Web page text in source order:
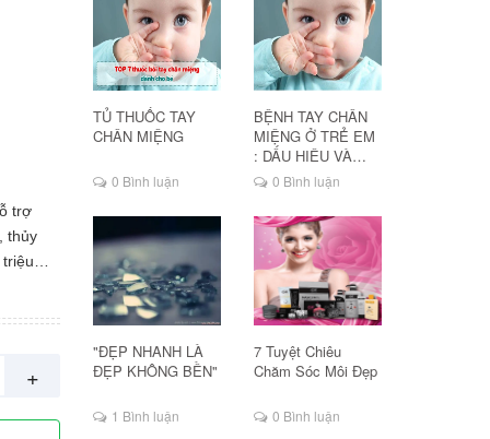
trợ
thủy
+
TỦ THUỐC TAY
CHÂN MIỆNG
0 Bình luận
BỆNH TAY CHÂN
MIỆNG Ở TRẺ EM
: DẤU HIỆU VÀ
CÁCH ĐIỀU TRỊ
0 Bình luận
"ĐẸP NHANH LÀ
ĐẸP KHÔNG BỀN"
1 Bình luận
7 Tuyệt Chiêu
Chăm Sóc Môi Đẹp
0 Bình luận